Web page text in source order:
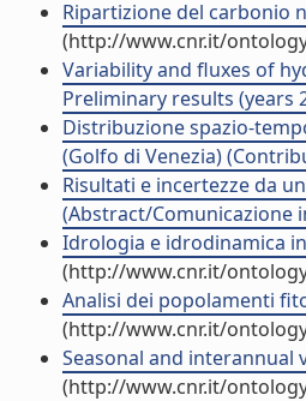
Ripartizione del carbonio
(http://www.cnr.it/
Variability and fluxes of
Preliminary results (years
Distribuzione spazio-
(Golfo di Venezia)
Risultati e incertezze da
(Abstract/Comunicazione
Idrologia e idrodinamica
(http://www.cnr.it/
Analisi dei popolamenti
(http://www.cnr.it/
Seasonal and interannual
(http://www.cnr.it/